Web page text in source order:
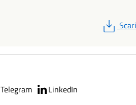
PDF
Telegram LinkedIn